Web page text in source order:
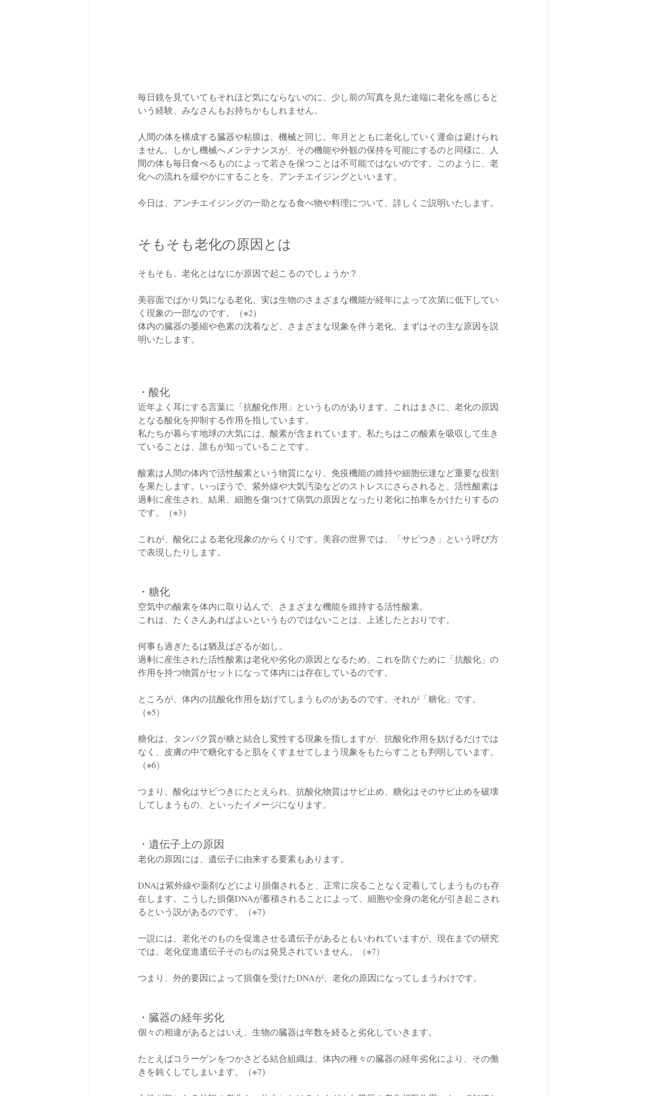
毎日鏡を見ていてもそれほど気にならないのに、少し前の写真を見た途端に老化を感じると
いう経験、みなさんもお持ちかもしれません。
人間の体を構成する臓器や粘膜は、機械と同じ。年月とともに老化していく運命は避けられ
ません。しかし機械へメンテナンスが、その機能や外観の保持を可能にするのと同様に、人
間の体も毎日食べるものによって若さを保つことは不可能ではないのです。このように、老
化への流れを緩やかにすることを、アンチエイジングといいます。
今日は、アンチエイジングの一助となる食べ物や料理について、詳しくご説明いたします。
そもそも老化の原因とは
そもそも、老化とはなにが原因で起こるのでしょうか？
美容面でばかり気になる老化、実は生物のさまざまな機能が経年によって次第に低下してい
く現象の一部なのです。（※2）
体内の臓器の萎縮や色素の沈着など、さまざまな現象を伴う老化、まずはその主な原因を説
明いたします。
・酸化
近年よく耳にする言葉に「抗酸化作用」というものがあります。これはまさに、老化の原因
となる酸化を抑制する作用を指しています。
私たちが暮らす地球の大気には、酸素が含まれています。私たちはこの酸素を吸収して生き
ていることは、誰もが知っていることです。
酸素は人間の体内で活性酸素という物質になり、免疫機能の維持や細胞伝達など重要な役割
を果たします。いっぽうで、紫外線や大気汚染などのストレスにさらされると、活性酸素は
過剰に産生され、結果、細胞を傷つけて病気の原因となったり老化に拍車をかけたりするの
です。（※3）
これが、酸化による老化現象のからくりです。美容の世界では、「サビつき」という呼び方
で表現したりします。
・糖化
空気中の酸素を体内に取り込んで、さまざまな機能を維持する活性酸素。
これは、たくさんあればよいというものではないことは、上述したとおりです。
何事も過ぎたるは猶及ばざるが如し。
過剰に産生された活性酸素は老化や劣化の原因となるため、これを防ぐために「抗酸化」の
作用を持つ物質がセットになって体内には存在しているのです。
ところが、体内の抗酸化作用を妨げてしまうものがあるのです。それが「糖化」です。
（※5）
糖化は、タンパク質が糖と結合し変性する現象を指しますが、抗酸化作用を妨げるだけでは
なく、皮膚の中で糖化すると肌をくすませてしまう現象をもたらすことも判明しています。
（※6）
つまり、酸化はサビつきにたとえられ、抗酸化物質はサビ止め、糖化はそのサビ止めを破壊
してしまうもの、といったイメージになります。
・遺伝子上の原因
老化の原因には、遺伝子に由来する要素もあります。
DNAは紫外線や薬剤などにより損傷されると、正常に戻ることなく定着してしまうものも存
在します。こうした損傷DNAが蓄積されることによって、細胞や全身の老化が引き起こされ
るという説があるのです。（※7）
一説には、老化そのものを促進させる遺伝子があるともいわれていますが、現在までの研究
では、老化促進遺伝子そのものは発見されていません。（※7）
つまり、外的要因によって損傷を受けたDNAが、老化の原因になってしまうわけです。
・臓器の経年劣化
個々の相違があるとはいえ、生物の臓器は年数を経ると劣化していきます。
たとえばコラーゲンをつかさどる結合組織は、体内の種々の臓器の経年劣化により、その働
きを鈍くしてしまいます。（※7）